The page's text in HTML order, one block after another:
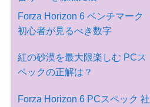
Forza Horizon 6 ベンチマーク
初心者が見るべき数字
紅の砂漠を最大限楽しむ PCス
ペックの正解は？
Forza Horizon 6 PCスペック 社